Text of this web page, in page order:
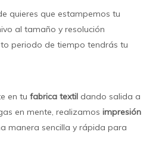
quieres que estampemos tu
al tamaño y resolución
periodo de tiempo tendrás tu
en tu fabrica textil dando salida a
en mente, realizamos impresión
manera sencilla y rápida para